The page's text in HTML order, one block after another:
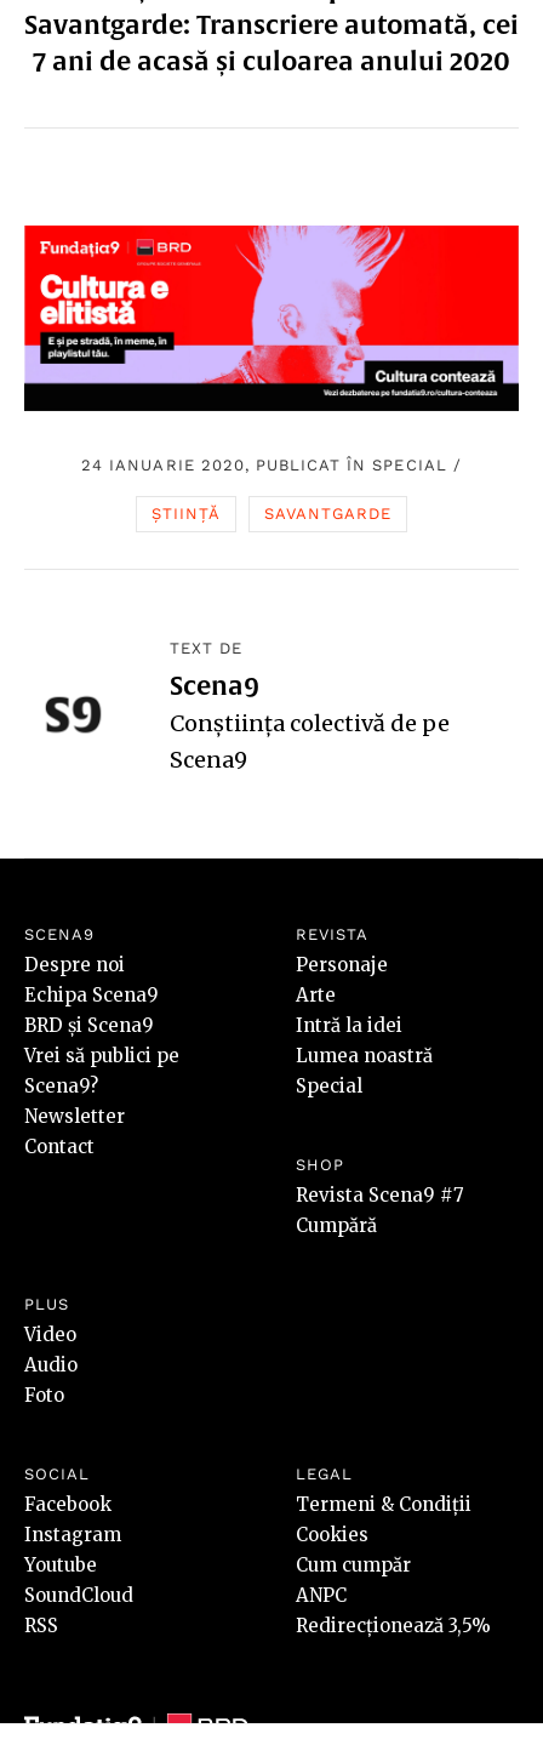
Savantgarde: Transcriere automată, cei
7 ani de acasă și culoarea anului 2020
24 IANUARIE 2020, PUBLICAT ÎNSPECIAL /
ȘTIINȚĂ SAVANTGARDE
TEXT DE
Scena9
Conștiința colectivă de pe
Scena9
SCENA9
Despre noi
Echipa Scena9
BRD și Scena9
Vrei să publici pe
Scena9?
Newsletter
Contact
REVISTA
Personaje
Arte
Intră la idei
Lumea noastră
Special
SHOP
Revista Scena9 #7
Cumpără
PLUS
Video
Audio
Foto
SOCIAL
Facebook
Instagram
Youtube
SoundCloud
RSS
LEGAL
Termeni & Condiții
Cookies
Cum cumpăr
ANPC
Redirecționează 3,5%